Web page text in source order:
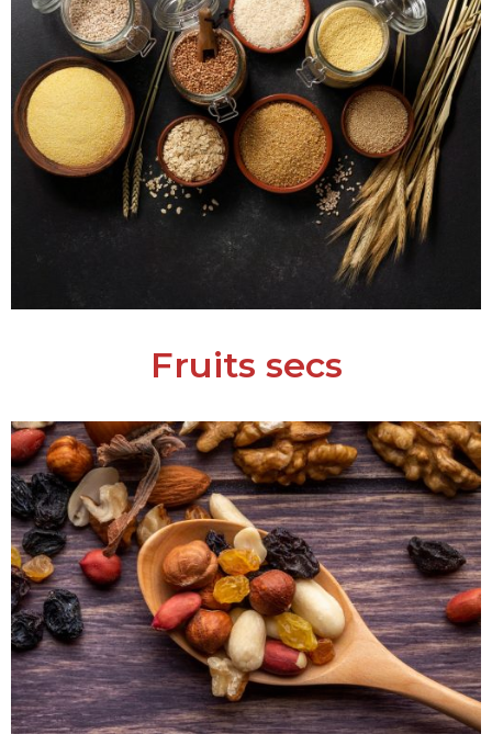
Fruits secs